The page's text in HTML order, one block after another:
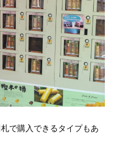
で購入できるタイプもあ